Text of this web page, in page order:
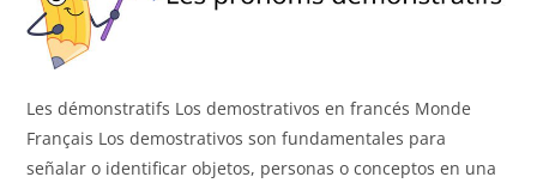
Les démonstratifs Los demostrativos en francés Monde
Français Los demostrativos son fundamentales para
señalar o identificar objetos, personas o conceptos en una